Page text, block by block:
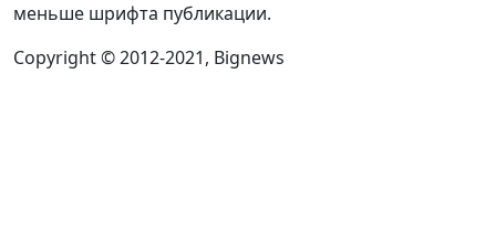
меньше шрифта публикации.
Copyright © 2012-2021, Bignews